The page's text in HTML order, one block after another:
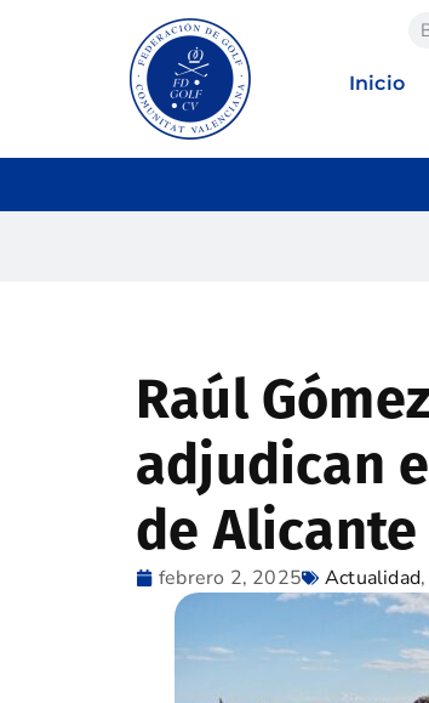
Inicio
Raúl
adjudican
de Alicante
febrero 2, 2025 Actualidad